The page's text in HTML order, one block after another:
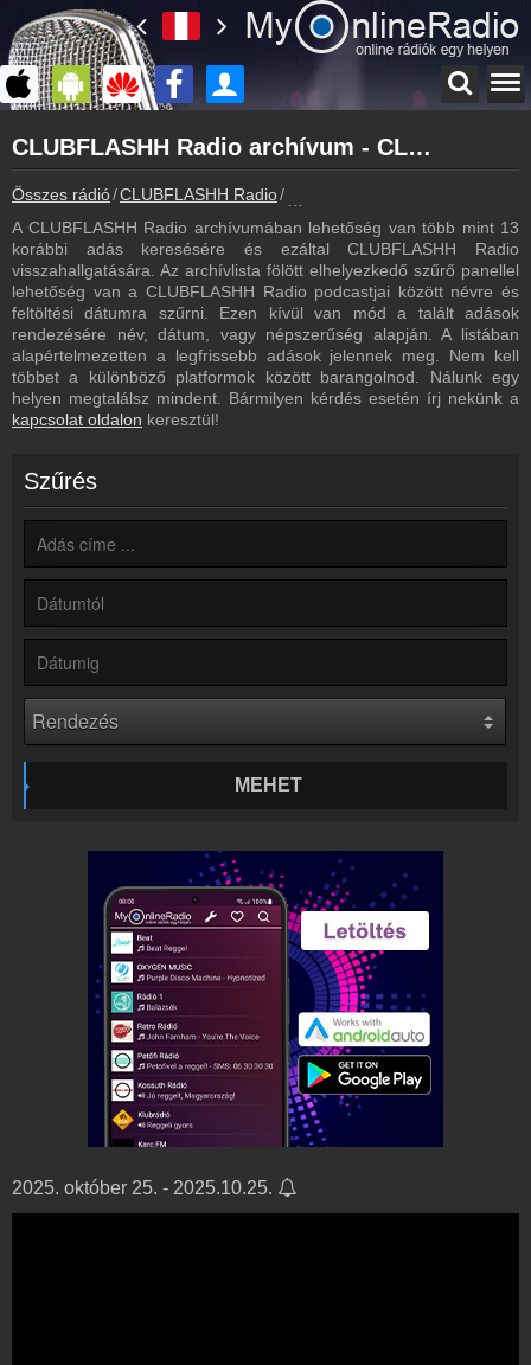
myonlineradio.hu
CLUBFLASHH Radio
Vissza a CLUBFLASHH Radio oldalára
Bejelentkezés
Hozz létre saját fiókot!
Most szól
Tudd meg mi szólt eddig
Műsorújság
CLUBFLASHH Radio műsorai
Kapcsolat
Partnerek
Rádiós partnerek
Rádió beágyazás
Ágyazd be weboldaladba
Készítés lépésről lépésre
CLUBFLASHH Radio archívum - CLUBFLASHH Radio podcasts - CLUBFLASHH Radio visszahallgatás
Összes rádió CLUBFLASHH Radio
A CLUBFLASHH Radio archívumában lehetőség van több mint 13
korábbi adás keresésére és ezáltal CLUBFLASHH Radio
visszahallgatására. Az archívlista fölött elhelyezkedő szűrő panellel
lehetőség van a CLUBFLASHH Radio podcastjai között névre és
feltöltési dátumra szűrni. Ezen kívül van mód a talált adások
rendezésére név, dátum, vagy népszerűség alapján. A listában
alapértelmezetten a legfrissebb adások jelennek meg. Nem kell
többet a különböző platformok között barangolnod. Nálunk egy
helyen megtalálsz mindent. Bármilyen kérdés esetén írj nekünk a
kapcsolat oldalon keresztül!
Szűrés
MEHET
2025. október 25. - 2025.10.25.